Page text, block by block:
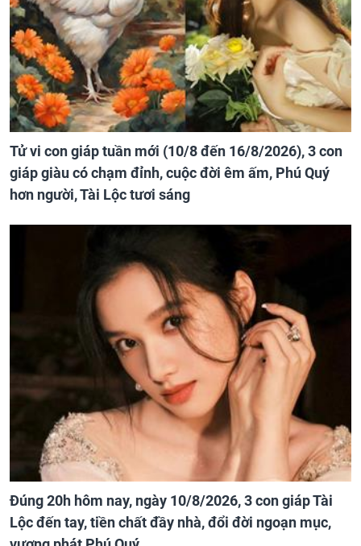
Tử vi con giáp tuần mới (10/8 đến 16/8/2026), 3 con
giáp giàu có chạm đỉnh, cuộc đời êm ấm, Phú Quý
hơn người, Tài Lộc tươi sáng
Đúng 20h hôm nay, ngày 10/8/2026, 3 con giáp Tài
Lộc đến tay, tiền chất đầy nhà, đổi đời ngoạn mục,